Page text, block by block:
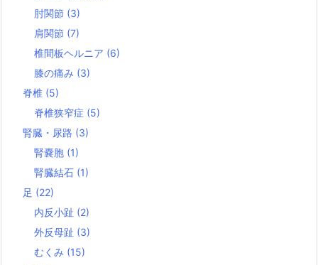
肘関節 (3)
肩関節 (7)
椎間板ヘルニア (6)
膝の痛み (3)
脊椎 (5)
脊椎狭窄症 (5)
腎臓・尿路 (3)
腎嚢胞 (1)
腎臓結石 (1)
足 (22)
内反小趾 (2)
外反母趾 (3)
むくみ (15)